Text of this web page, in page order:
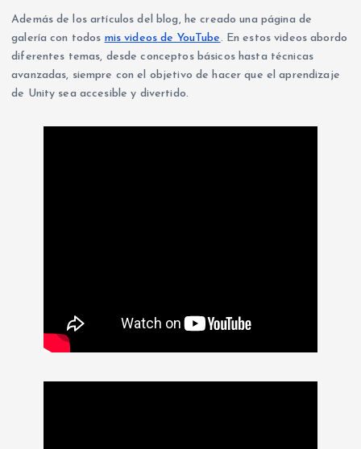
Además de los artículos del blog, he creado una página de
galería con todos mis videos de YouTube. En estos videos abordo
diferentes temas, desde conceptos básicos hasta técnicas
avanzadas, siempre con el objetivo de hacer que el aprendizaje
de Unity sea accesible y divertido.